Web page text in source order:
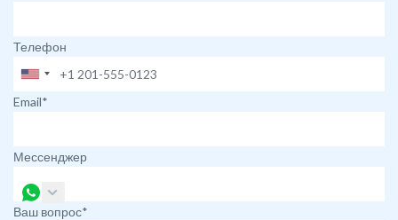
Телефон
Email*
Мессенджер
Ваш вопрос*